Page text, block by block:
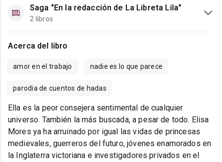
Saga "En la redacción de La Libreta Lila"
2 libros
Acerca del libro
amor en el trabajo nadie es lo que parece
parodia de cuentos de hadas
Ella es la peor consejera sentimental de cualquier
universo. También la más buscada, a pesar de todo. Elisa
Mores ya ha arruinado por igual las vidas de princesas
medievales, guerreros del futuro, jóvenes enamorados en
la Inglaterra victoriana e investigadores privados en el